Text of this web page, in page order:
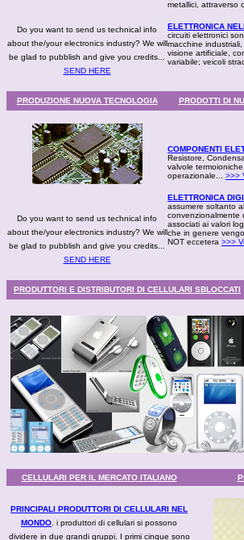
metallici, attraverso
ELETTRONICA
circuiti elettronici
macchine industriali
visione artificiale,
variabile; veicoli
Do you want to send us technical info
about the/your electronics industry? We will
be glad to pubblish and give you credits...
SEND HERE
PRODUZIONE NUOVA TECNOLOGIA PRODOTTI DI
COMPONENTI
Resistore,
valvole
operazionale...
>>>
ELETTRONICA
assumere soltanto
convenzionalmente
associati ai valori
che in genere
NOT eccetera >>>
Do you want to send us technical info
about the/your electronics industry? We will
be glad to pubblish and give you credits...
SEND HERE
PRODUTTORI E DISTRIBUTORI DI CELLULARI SBLOCCATI
CELLULARI PER IL MERCATO ITALIANO
PRINCIPALI PRODUTTORI DI CELLULARI NEL
MONDO . i produttori di cellulari si possono
dividere in due grandi gruppi. I primi cinque sono